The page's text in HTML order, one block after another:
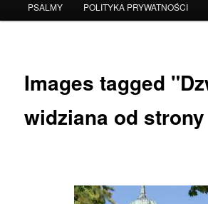
PSALMY POLITYKA PRYWATNOŚCI
Images tagged
widziana od